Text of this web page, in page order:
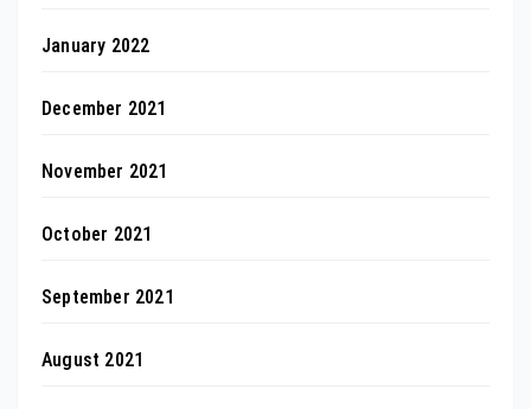
January 2022
December 2021
November 2021
October 2021
September 2021
August 2021